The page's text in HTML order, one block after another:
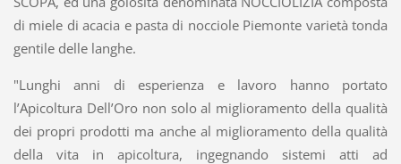
di miele di acacia e pasta di nocciole Piemonte varietà tonda
gentile delle langhe.
"Lunghi anni di esperienza e lavoro hanno portato
l’Apicoltura Dell’Oro non solo al miglioramento della qualità
dei propri prodotti ma anche al miglioramento della qualità
della vita in apicoltura, ingegnando sistemi atti ad